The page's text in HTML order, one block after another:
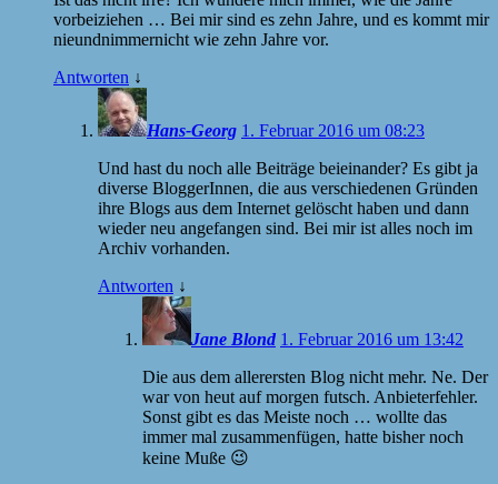
vorbeiziehen … Bei mir sind es zehn Jahre, und es kommt mir
nieundnimmernicht wie zehn Jahre vor.
Antworten ↓
Hans-Georg 1. Februar 2016 um 08:23
Und hast du noch alle Beiträge beieinander? Es gibt ja
diverse BloggerInnen, die aus verschiedenen Gründen
ihre Blogs aus dem Internet gelöscht haben und dann
wieder neu angefangen sind. Bei mir ist alles noch im
Archiv vorhanden.
Antworten ↓
Jane Blond 1. Februar 2016 um 13:42
Die aus dem allerersten Blog nicht mehr. Ne. Der
war von heut auf morgen futsch. Anbieterfehler.
Sonst gibt es das Meiste noch … wollte das
immer mal zusammenfügen, hatte bisher noch
keine Muße 😉